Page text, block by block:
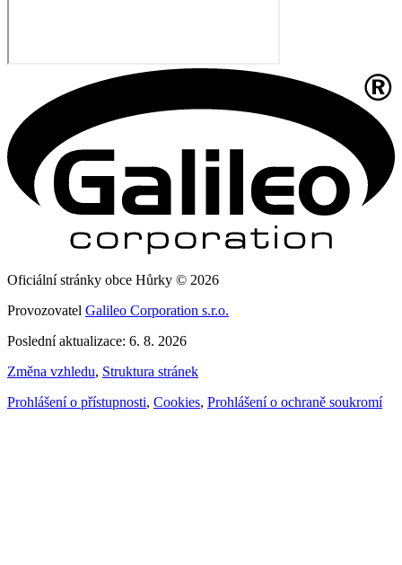
Oficiální stránky obce Hůrky © 2026
Provozovatel Galileo Corporation s.r.o.
Poslední aktualizace: 6. 8. 2026
Změna vzhledu, Struktura stránek
Prohlášení o přístupnosti, Cookies, Prohlášení o ochraně soukromí